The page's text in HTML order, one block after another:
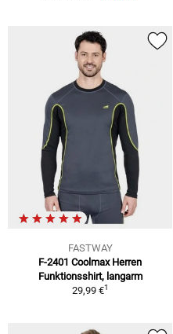
FASTWAY
F-2401 Coolmax Herren
Funktionsshirt, langarm
29,99 €1